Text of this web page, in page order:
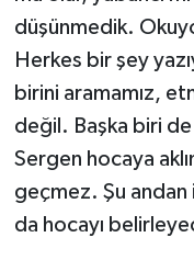
düşünmedik.
Herkes bir şey
birini aramamız,
değil. Başka biri de
Sergen hocaya
geçmez. Şu andan
da hocayı